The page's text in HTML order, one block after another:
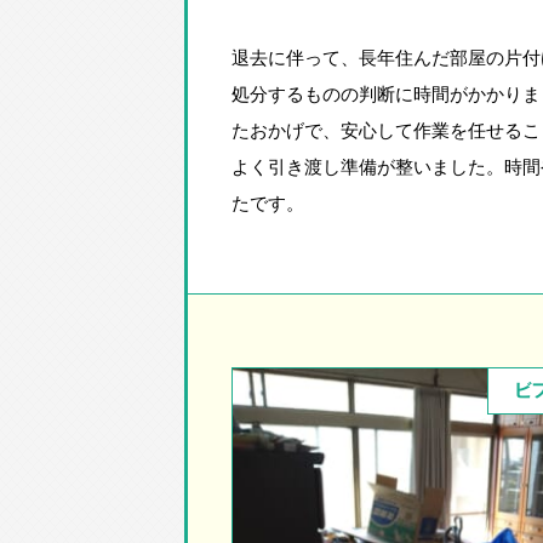
退去に伴って、長年住んだ部屋の片
処分するものの判断に時間がかかり
たおかげで、安心して作業を任せる
よく引き渡し準備が整いました。時
たです。
ビ